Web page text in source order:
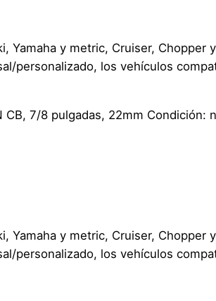
Yamaha y metric, Cruiser, Chopper
personalizado, los vehículos
CB, 7/8 pulgadas, 22mm Condición:
Yamaha y metric, Cruiser, Chopper
personalizado, los vehículos